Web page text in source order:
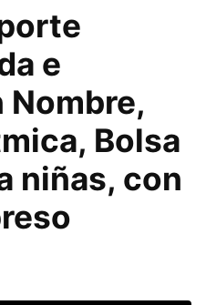
e
Nombre,
Bolsa
niñas, con